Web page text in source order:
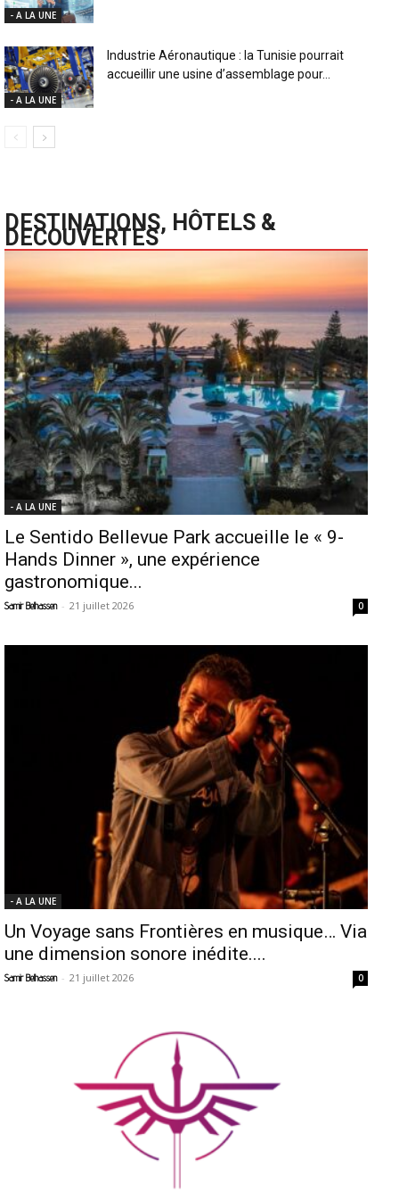
- A LA UNE
- A LA UNE
Industrie Aéronautique : la Tunisie pourrait
accueillir une usine d’assemblage pour...
DESTINATIONS, HÔTELS &
DECOUVERTES
- A LA UNE
Le Sentido Bellevue Park accueille le « 9-
Hands Dinner », une expérience
gastronomique...
Samir Belhassen - 21 juillet 2026 0
- A LA UNE
Un Voyage sans Frontières en musique… Via
une dimension sonore inédite....
Samir Belhassen - 21 juillet 2026 0